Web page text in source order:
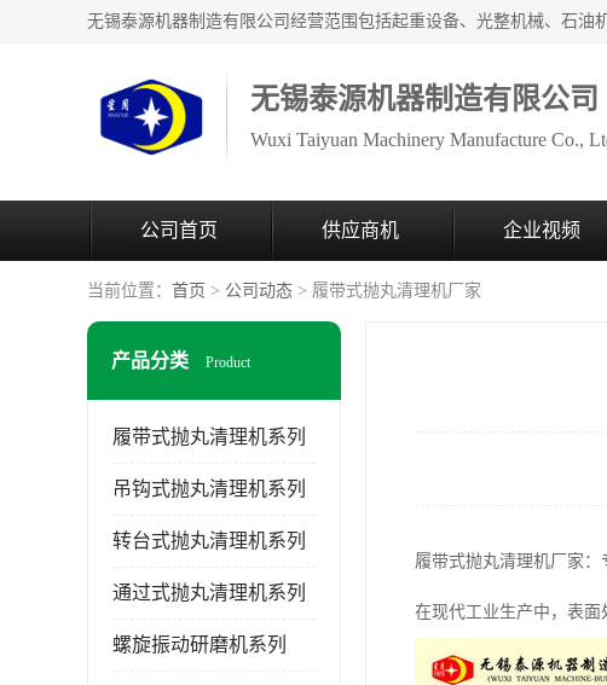
无锡泰源机器制造有限公司
Wuxi Taiyuan Machinery Manufacture Co.,
公司首页 供应商机 企业视频
当前位置： 首页 > 公司动态 > 履带式抛丸清理机厂家
产品分类 Product
履带式抛丸清理机系列
吊钩式抛丸清理机系列
转台式抛丸清理机系列
通过式抛丸清理机系列
螺旋振动研磨机系列
履带式抛丸清理机厂家
在现代工业生产中，表面